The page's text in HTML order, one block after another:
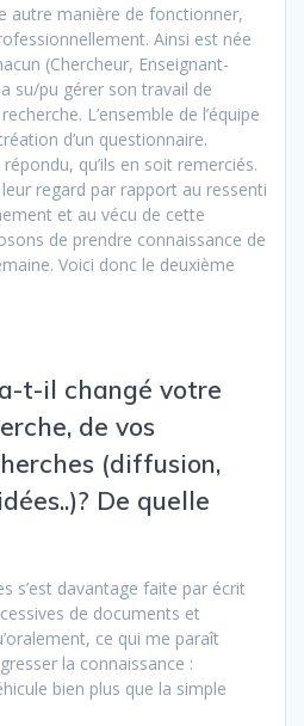
autre manière de fonctionner,
Ainsi est née
(Chercheur, Enseignant-
su/pu gérer son travail de
L’ensemble de l’équipe
d’un questionnaire.
qu’ils en soit remerciés.
regard par rapport au ressenti
et au vécu de cette
de prendre connaissance de
Voici donc le deuxième
t-il changé votre
de vos
(diffusion,
De quelle
s’est davantage faite par écrit
de documents et
ce qui me paraît
la connaissance :
bien plus que la simple